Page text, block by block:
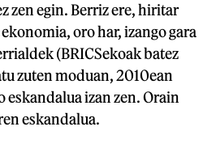
zen egin. Berriz ere, hiritar
oro har, izango gara
(BRICSekoak batez
zuten moduan, 2010ean
eskandalua izan zen. Orain
eskandalua.